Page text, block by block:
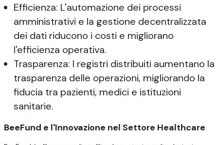
Efficienza: L'automazione dei processi
amministrativi e la gestione decentralizzata
dei dati riducono i costi e migliorano
l'efficienza operativa.
Trasparenza: I registri distribuiti aumentano la
trasparenza delle operazioni, migliorando la
fiducia tra pazienti, medici e istituzioni
sanitarie.
BeeFund e l'Innovazione nel Settore Healthcare